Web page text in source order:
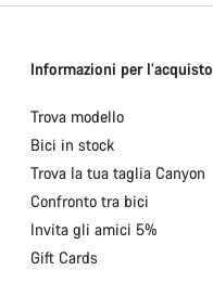
Informazioni per l’acquisto
Trova modello
Bici in stock
Trova la tua taglia Canyon
Confronto tra bici
Invita gli amici 5%
Gift Cards